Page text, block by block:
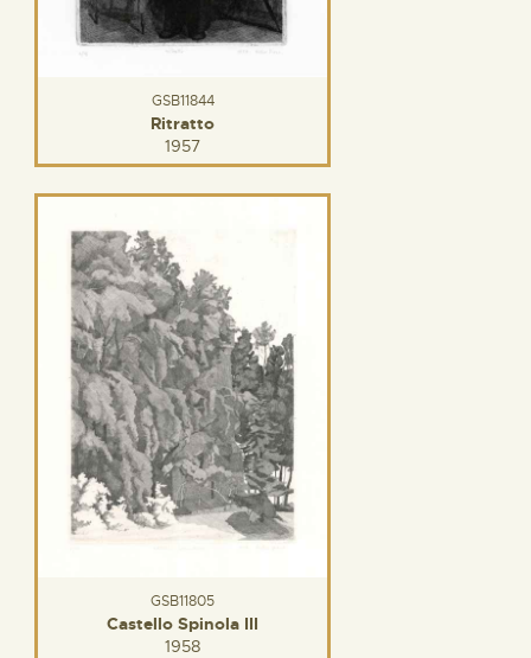
GSB11844
Ritratto
1957
GSB11805
Castello Spinola III
1958